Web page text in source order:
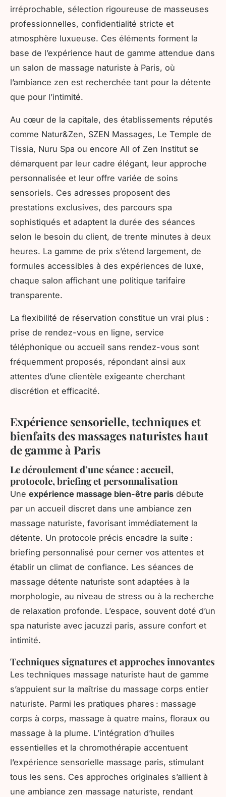
irréprochable, sélection rigoureuse de masseuses
professionnelles, confidentialité stricte et
atmosphère luxueuse. Ces éléments forment la
base de l’expérience haut de gamme attendue dans
un salon de massage naturiste à Paris, où
l’ambiance zen est recherchée tant pour la détente
que pour l’intimité.
Au cœur de la capitale, des établissements réputés
comme Natur&Zen, SZEN Massages, Le Temple de
Tissia, Nuru Spa ou encore All of Zen Institut se
démarquent par leur cadre élégant, leur approche
personnalisée et leur offre variée de soins
sensoriels. Ces adresses proposent des
prestations exclusives, des parcours spa
sophistiqués et adaptent la durée des séances
selon le besoin du client, de trente minutes à deux
heures. La gamme de prix s’étend largement, de
formules accessibles à des expériences de luxe,
chaque salon affichant une politique tarifaire
transparente.
La flexibilité de réservation constitue un vrai plus :
prise de rendez-vous en ligne, service
téléphonique ou accueil sans rendez-vous sont
fréquemment proposés, répondant ainsi aux
attentes d’une clientèle exigeante cherchant
discrétion et efficacité.
Expérience sensorielle, techniques et
bienfaits des massages naturistes haut
de gamme à Paris
Le déroulement d’une séance : accueil,
protocole, briefing et personnalisation
Une expérience massage bien-être paris débute
par un accueil discret dans une ambiance zen
massage naturiste, favorisant immédiatement la
détente. Un protocole précis encadre la suite :
briefing personnalisé pour cerner vos attentes et
établir un climat de confiance. Les séances de
massage détente naturiste sont adaptées à la
morphologie, au niveau de stress ou à la recherche
de relaxation profonde. L’espace, souvent doté d’un
spa naturiste avec jacuzzi paris, assure confort et
intimité.
Techniques signatures et approches innovantes
Les techniques massage naturiste haut de gamme
s’appuient sur la maîtrise du massage corps entier
naturiste. Parmi les pratiques phares : massage
corps à corps, massage à quatre mains, floraux ou
massage à la plume. L’intégration d’huiles
essentielles et la chromothérapie accentuent
l’expérience sensorielle massage paris, stimulant
tous les sens. Ces approches originales s’allient à
une ambiance zen massage naturiste, rendant